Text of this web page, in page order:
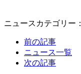
ニュースカテゴリー：
前の記事
ニュース一覧
次の記事